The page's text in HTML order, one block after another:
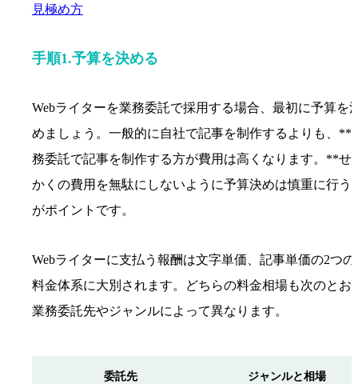
見極め方
手順1.予算を決める
Webライターを業務委託で採用する場合、最初に予算を
めましょう。一般的に自社で記事を制作するよりも、**
務委託で記事を制作する方が費用は高くなります。**せ
かくの費用を無駄にしないように予算決めは慎重に行う
がポイントです。
Webライターに支払う報酬は文字単価、記事単価の2つの
料金体系に大別されます。どちらの料金相場も次のとお
業務委託先やジャンルによって異なります。
委託先 ジャンルと相場